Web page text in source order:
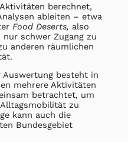
berechnet,
ableiten – etwa
Food Deserts, also
nur schwer Zugang zu
anderen räumlichen
Auswertung besteht in
mehrere Aktivitäten
betrachtet, um
zu
kann auch die
Bundesgebiet